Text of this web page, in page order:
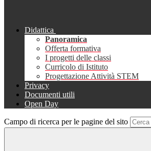
Didattica
Panoramica
Offerta formativa
I progetti delle classi
Curricolo di Istituto
Progettazione Attività STEM
Privacy
Documenti utili
Open Day
Campo di ricerca per le pagine del sito